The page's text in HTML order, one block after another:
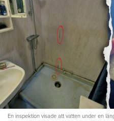
En inspektion visade att vatten under en